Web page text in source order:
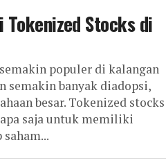
Tokenized Stocks di
populer di kalangan
semakin banyak diadopsi,
besar. Tokenized stocks
saja untuk memiliki